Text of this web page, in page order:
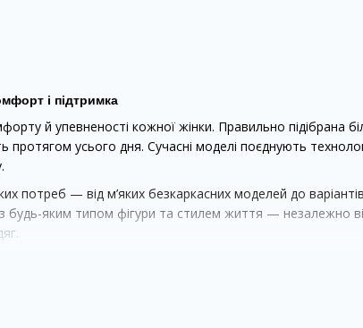
і підтримка
й упевненості кожної жінки. Правильно підібрана
протягом усього дня. Сучасні моделі поєднують
потреб — від м’яких безкаркасних моделей до
будь-яким типом фігури та стилем життя — незалежно